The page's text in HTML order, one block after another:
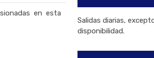
en esta
Salidas diarias,
disponibilidad.